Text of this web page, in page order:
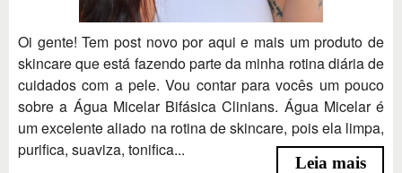
Oi gente! Tem post novo por aqui e mais um produto de
skincare que está fazendo parte da minha rotina diária de
cuidados com a pele. Vou contar para vocês um pouco
sobre a Água Micelar Bifásica Clinians. Água Micelar é
um excelente aliado na rotina de skincare, pois ela limpa,
purifica, suaviza, tonifica...
Leia mais